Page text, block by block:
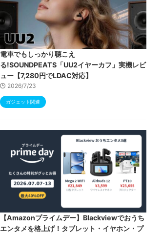
電車でもしっかり聴こえ
る!SOUNDPEATS「UU2イヤーカフ」実機レビ
ュー【7,280円でLDAC対応】
2026/7/23
ガジェット関連
【Amazonプライムデー】Blackviewでおうち
エンタメを格上げ！タブレット・イヤホン・プ